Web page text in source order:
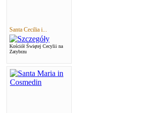
Santa Cecilia i...
Kościół Świętej Cecylii na
Zatybrzu